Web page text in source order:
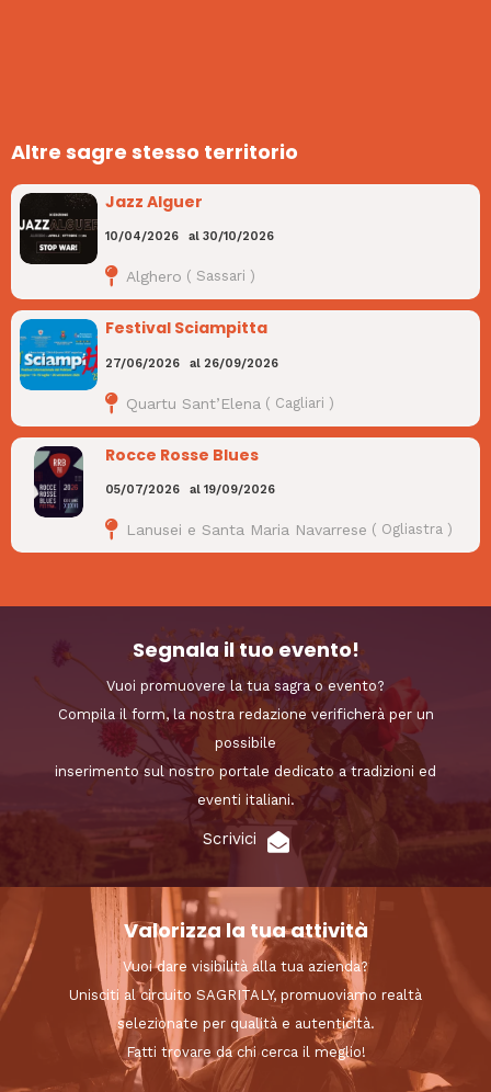
Altre sagre stesso territorio
Jazz Alguer
10/04/2026 al 30/10/2026
Alghero ( Sassari )
Festival Sciampitta
27/06/2026 al 26/09/2026
Quartu Sant’Elena ( Cagliari )
Rocce Rosse Blues
05/07/2026 al 19/09/2026
Lanusei e Santa Maria Navarrese ( Ogliastra)
Segnala il tuo evento!
Vuoi promuovere la tua sagra o evento?
Compila il form, la nostra redazione verificherà per un
possibile
inserimento sul nostro portale dedicato a tradizioni ed
eventi italiani.
Scrivici
Valorizza la tua attività
Vuoi dare visibilità alla tua azienda?
Unisciti al circuito SAGRITALY, promuoviamo realtà
selezionate per qualità e autenticità.
Fatti trovare da chi cerca il meglio!